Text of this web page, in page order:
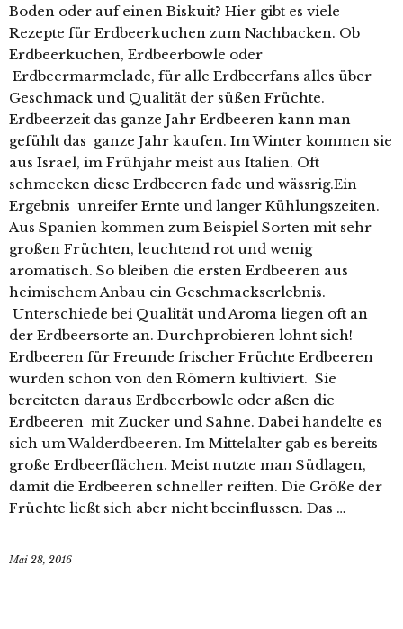
Boden oder auf einen Biskuit? Hier gibt es viele
Rezepte für Erdbeerkuchen zum Nachbacken. Ob
Erdbeerkuchen, Erdbeerbowle oder
Erdbeermarmelade, für alle Erdbeerfans alles über
Geschmack und Qualität der süßen Früchte.
Erdbeerzeit das ganze Jahr Erdbeeren kann man
gefühlt das ganze Jahr kaufen. Im Winter kommen sie
aus Israel, im Frühjahr meist aus Italien. Oft
schmecken diese Erdbeeren fade und wässrig.Ein
Ergebnis unreifer Ernte und langer Kühlungszeiten.
Aus Spanien kommen zum Beispiel Sorten mit sehr
großen Früchten, leuchtend rot und wenig
aromatisch. So bleiben die ersten Erdbeeren aus
heimischem Anbau ein Geschmackserlebnis.
Unterschiede bei Qualität und Aroma liegen oft an
der Erdbeersorte an. Durchprobieren lohnt sich!
Erdbeeren für Freunde frischer Früchte Erdbeeren
wurden schon von den Römern kultiviert. Sie
bereiteten daraus Erdbeerbowle oder aßen die
Erdbeeren mit Zucker und Sahne. Dabei handelte es
sich um Walderdbeeren. Im Mittelalter gab es bereits
große Erdbeerflächen. Meist nutzte man Südlagen,
damit die Erdbeeren schneller reiften. Die Größe der
Früchte ließt sich aber nicht beeinflussen. Das …
Mai 28, 2016